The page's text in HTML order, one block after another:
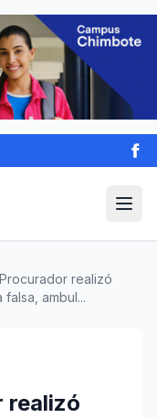
realizó
falsa, ambul...
realizó